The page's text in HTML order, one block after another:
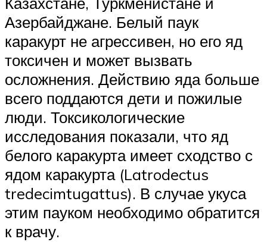
Азербайджане. Белый паук
каракурт не агрессивен, но его яд
токсичен и может вызвать
осложнения. Действию яда больше
всего поддаются дети и пожилые
люди. Токсикологические
исследования показали, что яд
белого каракурта имеет сходство с
ядом каракурта (Latrodectus
tredecimtugattus). В случае укуса
этим пауком необходимо обратится
к врачу.